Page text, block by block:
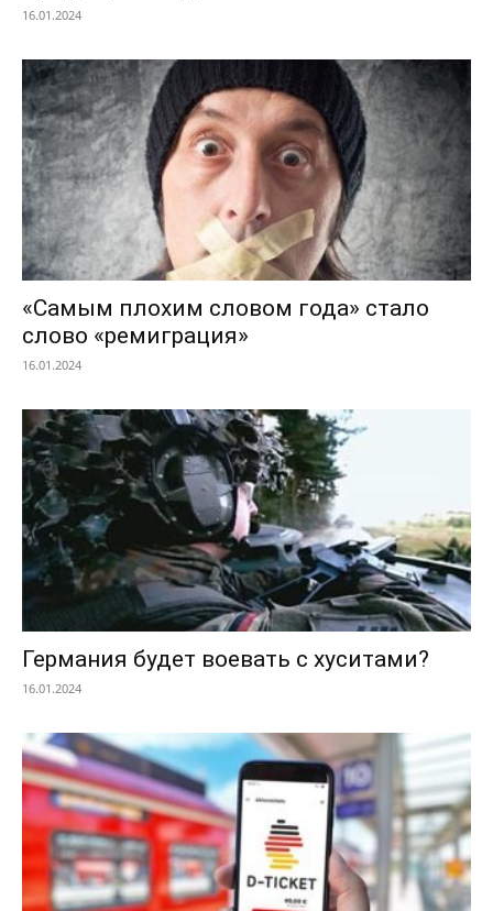
16.01.2024
«Самым плохим словом года» стало
слово «ремиграция»
16.01.2024
Германия будет воевать с хуситами?
16.01.2024